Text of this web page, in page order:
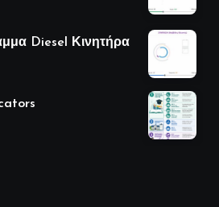
Diesel Κινητήρα